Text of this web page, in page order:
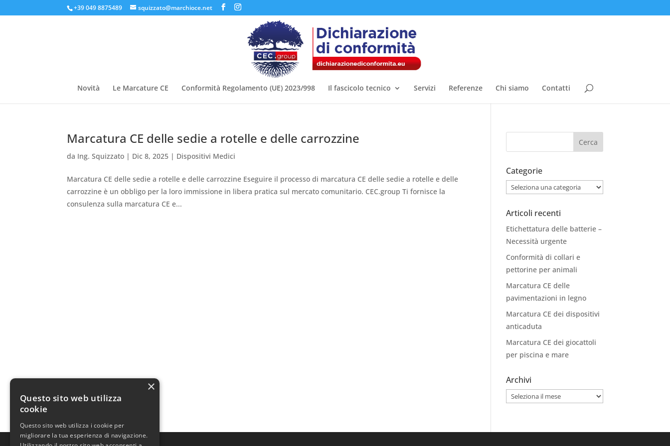
+39 049 8875489 squizzato@marchioce.net
Novità Le Marcature CE Conformità Regolamento (UE) 2023/998 Il fascicolo tecnico Servizi Referenze Chi siamo Contatti
Marcatura CE delle sedie a rotelle e delle carrozzine
da Ing. Squizzato | Dic 8, 2025 | Dispositivi Medici
Marcatura CE delle sedie a rotelle e delle carrozzine Eseguire il processo di marcatura CE delle sedie a rotelle e delle
carrozzine è un obbligo per la loro immissione in libera pratica sul mercato comunitario. CEC.group Ti fornisce la
consulenza sulla marcatura CE e...
Categorie
Categorie
Articoli recenti
Etichettatura delle batterie –
Necessità urgente
Conformità di collari e
pettorine per animali
Marcatura CE delle
pavimentazioni in legno
Marcatura CE dei dispositivi
anticaduta
Marcatura CE dei giocattoli
per piscina e mare
Archivi
Archivi
×
Questo sito web utilizza
cookie
Questo sito web utilizza i cookie per
migliorare la tua esperienza di navigazione.